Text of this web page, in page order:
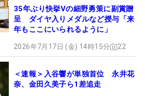
35年ぶり快挙Vの細野勇策に副賞贈
呈 ダイヤ入りメダルなど授与「来
年もここにいられるように」
2026年7月17日 (金) 14時15分 22
＜速報＞入谷響が単独首位 永井花
奈、金田久美子ら1差追走